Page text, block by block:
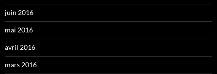
juin 2016
mai 2016
avril 2016
mars 2016